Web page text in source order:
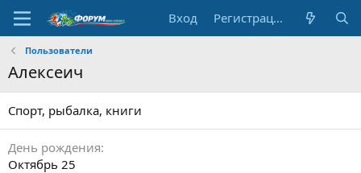
Вход Регистрация
Пользователи
Алексеич
Спорт, рыбалка, книги
День рождения
Октябрь 25